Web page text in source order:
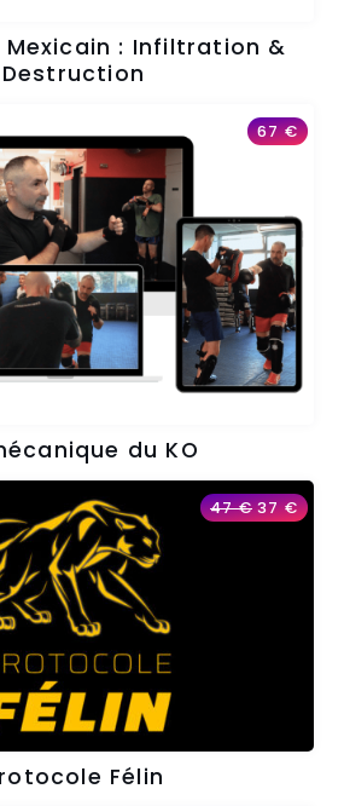
Mexicain : Infiltration &
Destruction
67€
du KO
47€ 37€
Félin